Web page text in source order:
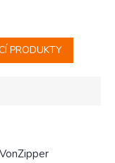
PRODUKTY